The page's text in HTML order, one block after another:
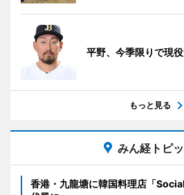
平野、今季限りで現
もっと見る
みん経トピ
香港・九龍塘に韓国料理店「